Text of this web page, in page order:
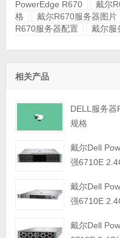
PowerEdge R670
戴尔
格
戴尔R670服务器图片
R670服务器配置
戴尔服
相关产品
DELL服务器
规格
戴尔Dell
强6710E
800W双电源丨三年保修)
戴尔Dell
强6710E
800W双电源丨三年保修)
戴尔Dell